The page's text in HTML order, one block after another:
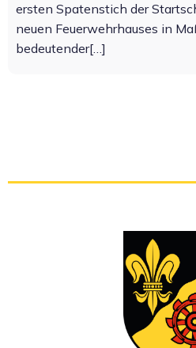
ersten Spatenstich der
neuen Feuerwehrhauses in
bedeutender[…]